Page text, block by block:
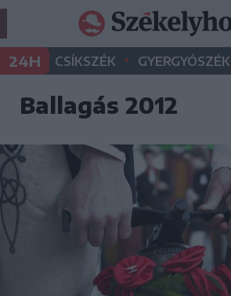
24H CSÍKSZÉK • GYERGYÓSZÉK
Ballagás 2012